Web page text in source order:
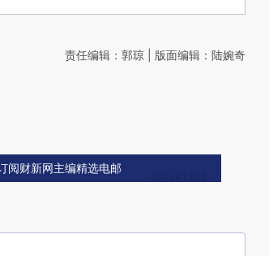
责任编辑：郭琼 | 版面编辑：陆婉奇
阅财新网主编精选电邮